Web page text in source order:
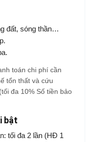
đất, sóng thần…
toán chi phí cần
tổn thất và cứu
đa 10% Số tiền bảo
bật
tối đa 2 lần (HĐ 1